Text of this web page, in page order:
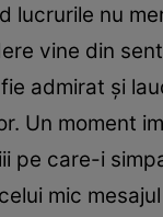
lucrurile nu
vine din
admirat şi
Un moment
pe care-i
mic